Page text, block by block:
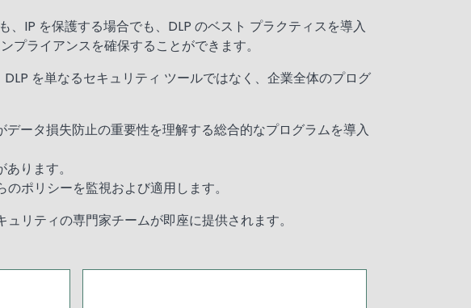
IP を保護する場合でも、DLP のベスト プラクティスを導入
ライアンスを確保することができます。
を単なるセキュリティ ツールではなく、企業全体のプログ
ータ損失防止の重要性を理解する総合的なプログラムを導入
ります。
ポリシーを監視および適用します。
リティの専門家チームが即座に提供されます。